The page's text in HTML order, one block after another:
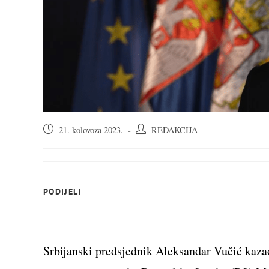
Objava21. kolovoza 2023.
AutorREDAKCIJA
PODIJELI
Srbijanski predsjednik Aleksandar Vučić